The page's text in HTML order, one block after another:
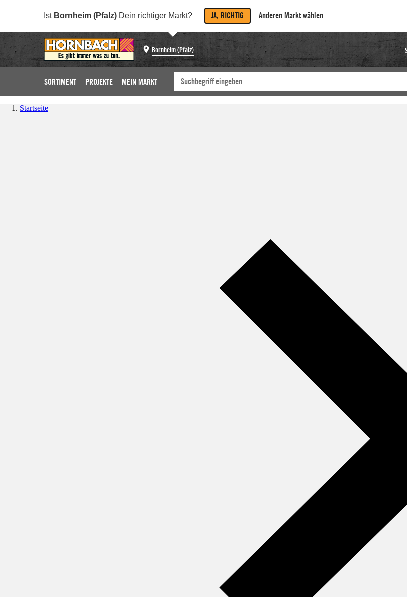
Ist Bornheim (Pfalz) Dein richtiger Markt? JA, RICHTIG Anderen Markt wählen
Bornheim (Pfalz)
SORTIMENT PROJEKTE MEIN MARKT
Startseite